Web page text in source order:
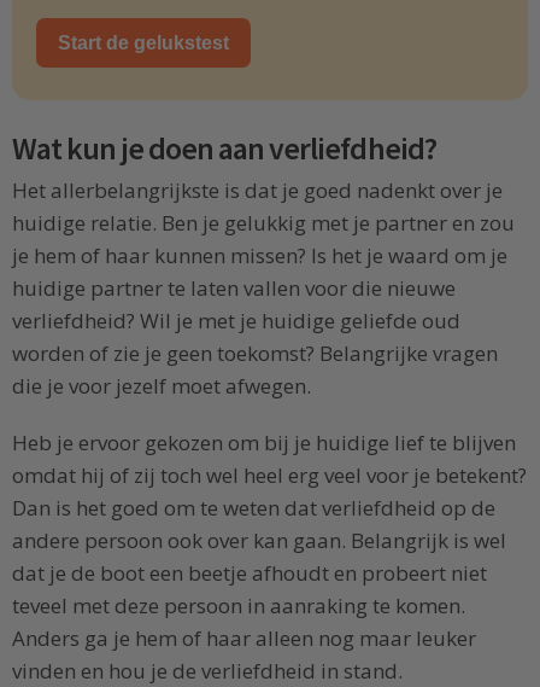
Start de gelukstest
Wat kun je doen aan verliefdheid?
Het allerbelangrijkste is dat je goed nadenkt over je
huidige relatie. Ben je gelukkig met je partner en zou
je hem of haar kunnen missen? Is het je waard om je
huidige partner te laten vallen voor die nieuwe
verliefdheid? Wil je met je huidige geliefde oud
worden of zie je geen toekomst? Belangrijke vragen
die je voor jezelf moet afwegen.
Heb je ervoor gekozen om bij je huidige lief te blijven
omdat hij of zij toch wel heel erg veel voor je betekent?
Dan is het goed om te weten dat verliefdheid op de
andere persoon ook over kan gaan. Belangrijk is wel
dat je de boot een beetje afhoudt en probeert niet
teveel met deze persoon in aanraking te komen.
Anders ga je hem of haar alleen nog maar leuker
vinden en hou je de verliefdheid in stand.